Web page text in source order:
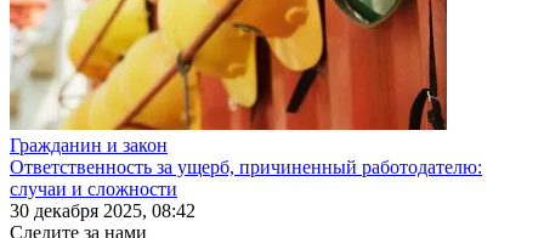
Гражданин и закон
Ответственность за ущерб, причиненный работодателю:
случаи и сложности
30 декабря 2025, 08:42
Следите за нами